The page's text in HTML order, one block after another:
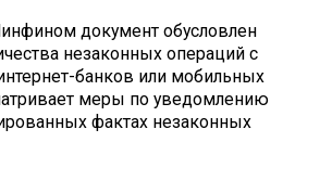
документ обусловлен
незаконных операций с
банков или мобильных
меры по уведомлению
фактах незаконных